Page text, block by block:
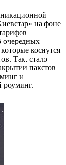
на фоне
очередных
коснутся
Так, стало
пакетов
и